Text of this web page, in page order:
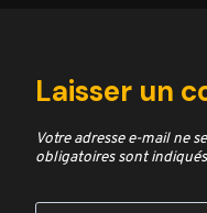
Laisser un
Votre adresse e-mail ne
obligatoires sont